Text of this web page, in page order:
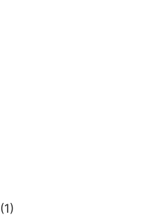
(1)